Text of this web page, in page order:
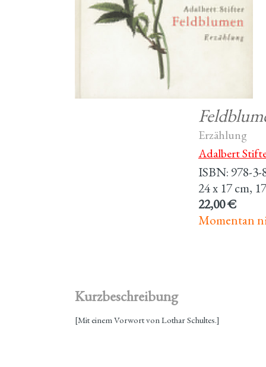
Erzählung
Adalbert
ISBN: 978-3-
24 x 17 cm,
22,00 €
Momentan
Kurzbeschreibung
[Mit einem Vorwort von Lothar Schultes.]